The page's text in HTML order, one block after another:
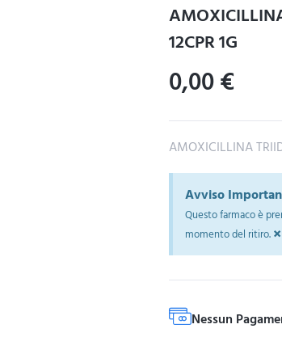
12CPR 1G
0,00€
AMOXICILLINA
Avviso
Questo farmaco è
momento del ritiro.×
Nessun